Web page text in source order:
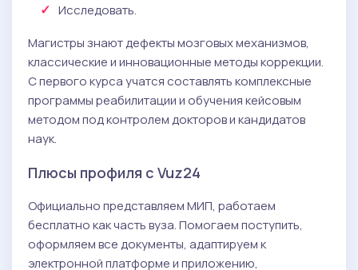
Исследовать.
Магистры знают дефекты мозговых механизмов,
классические и инновационные методы коррекции.
С первого курса учатся составлять комплексные
программы реабилитации и обучения кейсовым
методом под контролем докторов и кандидатов
наук.
Плюсы профиля с Vuz24
Официально представляем МИП, работаем
бесплатно как часть вуза. Помогаем поступить,
оформляем все документы, адаптируем к
электронной платформе и приложению,